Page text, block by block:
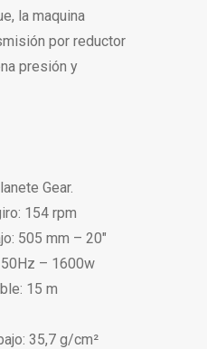
la maquina
por reductor
presión y
Gear.
154 rpm
505 mm – 20″
– 1600w
15 m
35,7 g/cm²